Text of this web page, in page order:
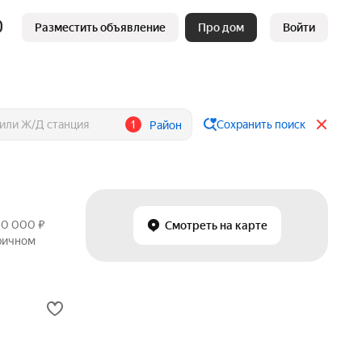
Разместить объявление Про дом Войти
1 Район Сохранить поиск
Смотреть на карте
000 ₽